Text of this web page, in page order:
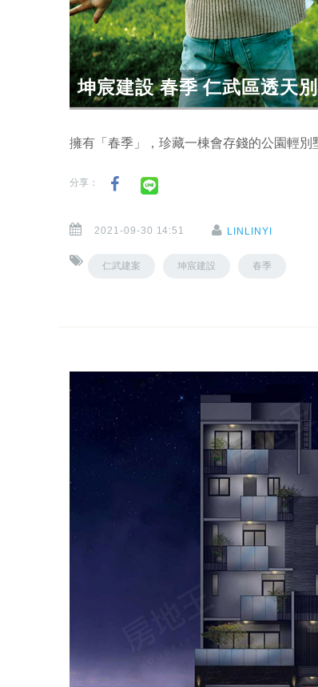
坤宸建設 春季 仁武區透天
擁有「春季」，珍藏一棟會存錢的公園輕別
分享：
2021-09-30 14:51 LINLINYI
仁武建案 坤宸建設 春季